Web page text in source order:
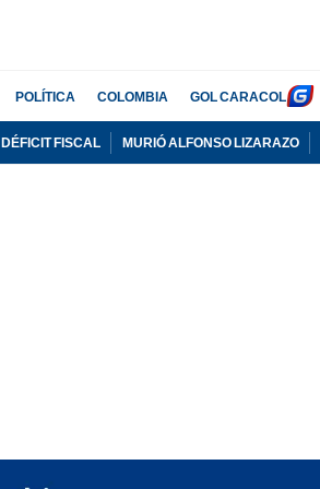
POLÍTICA COLOMBIA GOL CARACOL
DÉFICIT FISCAL MURIÓ ALFONSO LIZARAZO